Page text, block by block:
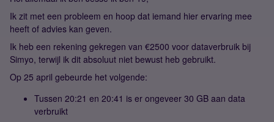
Ik zit met een probleem en hoop dat iemand hier ervaring mee
heeft of advies kan geven.
Ik heb een rekening gekregen van €2500 voor dataverbruik bij
Simyo, terwijl ik dit absoluut niet bewust heb gebruikt.
Op 25 april gebeurde het volgende:
Tussen 20:21 en 20:41 is er ongeveer 30 GB aan data
verbruikt